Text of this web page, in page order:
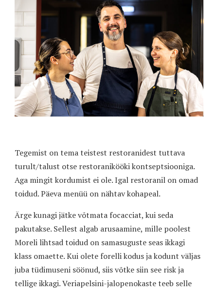
Tegemist on tema teistest restoranidest tuttava
turult/talust otse restoranikööki kontseptsiooniga.
Aga mingit kordumist ei ole. Igal restoranil on omad
toidud. Päeva menüü on nähtav kohapeal.
Ärge kunagi jätke võtmata focacciat, kui seda
pakutakse. Sellest algab arusaamine, mille poolest
Moreli lihtsad toidud on samasuguste seas ikkagi
klass omaette. Kui olete forelli kodus ja kodunt väljas
juba tüdimuseni söönud, siis võtke siin see risk ja
tellige ikkagi. Veriapelsini-jalopenokaste teeb selle